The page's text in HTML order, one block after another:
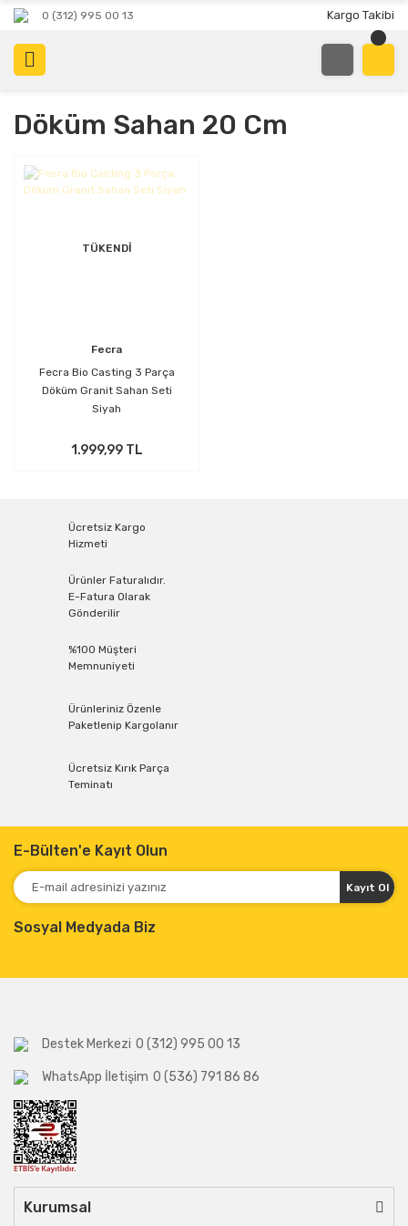
0 (312) 995 00 13 Kargo Takibi
Döküm Sahan 20 Cm
TÜKENDİ
Fecra
Fecra Bio Casting 3 Parça
Döküm Granit Sahan Seti
Siyah
1.999,99 TL
Ücretsiz Kargo
Hizmeti
Ürünler Faturalıdır.
E-Fatura Olarak
Gönderilir
%100 Müşteri
Memnuniyeti
Ürünleriniz Özenle
Paketlenip Kargolanır
Ücretsiz Kırık Parça
Teminatı
E-Bülten'e Kayıt Olun
Kayıt Ol
Sosyal Medyada Biz
Destek Merkezi 0 (312) 995 00 13
WhatsApp İletişim 0 (536) 791 86 86
Kurumsal